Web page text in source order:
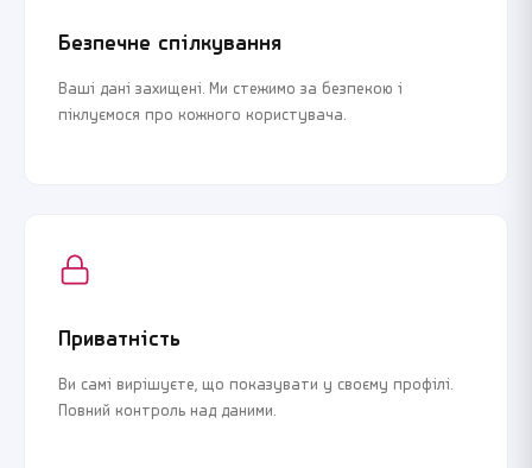
Безпечне спілкування
Ваші дані захищені. Ми стежимо за безпекою і
піклуємося про кожного користувача.
Приватність
Ви самі вирішуєте, що показувати у своєму профілі.
Повний контроль над даними.